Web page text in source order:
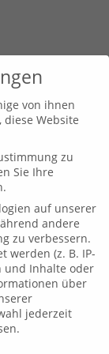
von ihnen
Website
zu
Sie Ihre
auf unserer
andere
zu verbessern.
werden (z. B. IP-
und Inhalte oder
über
jederzeit